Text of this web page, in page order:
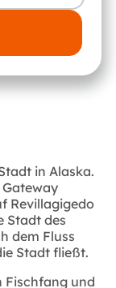
in Alaska.
Revillagigedo
Stadt des
dem Fluss
Stadt fließt.
Fischfang und